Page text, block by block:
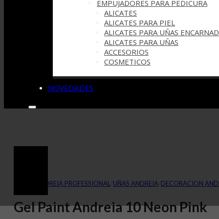
EMPUJADORES PARA PEDICURA
ALICATES
ALICATES PARA PIEL
ALICATES PARA UÑAS
ALICATES PARA UÑAS
ACCESORIOS
COSMETICOS
NOVEDADES
ANDREIA PROFESSIONAL UÑAS ANDREIA DECORACION
Gel Paint Andreia 10 Neon Pink